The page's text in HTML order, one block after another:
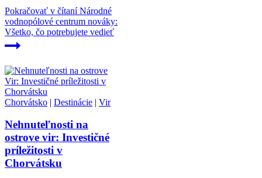
Pokračovať v čítaníNárodné
vodnopólové centrum nováky:
Všetko, čo potrebujete vedieť
Chorvátsko | Destinácie | Vir
Nehnuteľnosti na
ostrove vir: Investičné
príležitosti v
Chorvátsku